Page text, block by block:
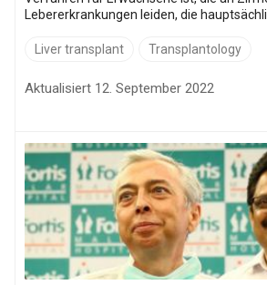
Lebererkrankungen leiden, die
nicht immer Erwachsene... Ein Risiko
und Ita Schuttke aus Irland erwarteten ein
vorherigen Babys Lucas und Reuben
Liver transplant Transplantology
Aktualisiert 12. September 2022